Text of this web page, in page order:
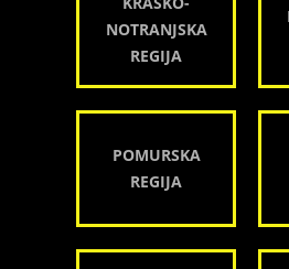
NOTRANJSKA
REGIJA
POMURSKA
REGIJA